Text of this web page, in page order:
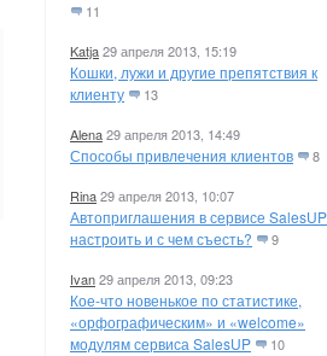
11
Katja29 апреля 2013, 15:19
Кошки, лужи и другие препятствия к
клиенту
13
Alena29 апреля 2013, 14:49
Способы привлечения клиентов 8
Rina29 апреля 2013, 10:07
Автоприглашения в сервисе
настроить и с чем съесть?
9
Ivan29 апреля 2013, 09:23
Кое-что новенькое по статистике,
«орфографическим» и «welcome»
модулям сервиса SalesUP
10